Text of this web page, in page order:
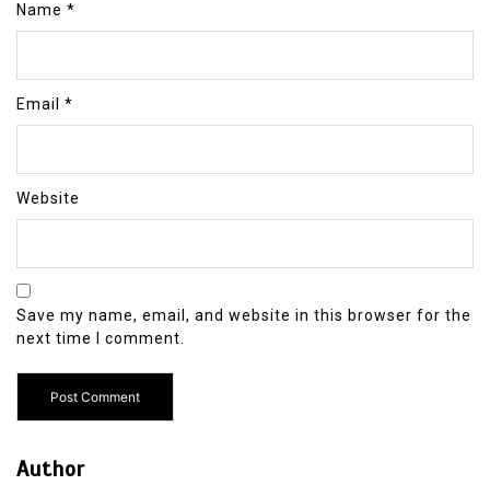
Name *
Email *
Website
Save my name, email, and website in this browser for the
next time I comment.
Author